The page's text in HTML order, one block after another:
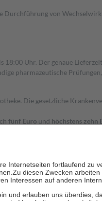
von
Uhr. Der genaue
pharmazeutische
Die gesetzliche
fünf Euro und höchstens zehn
zu unterstützen, fallen